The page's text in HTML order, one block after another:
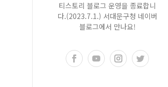
티스토리 블로그 운영을 종료합니
다.(2023.7.1.) 서대문구청 네이버
블로그에서 만나요!